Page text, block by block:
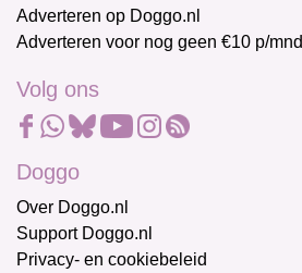
Adverteren op Doggo.nl
Adverteren voor nog geen €10 p/mnd
Volg ons
Doggo
Over Doggo.nl
Support Doggo.nl
Privacy- en cookiebeleid